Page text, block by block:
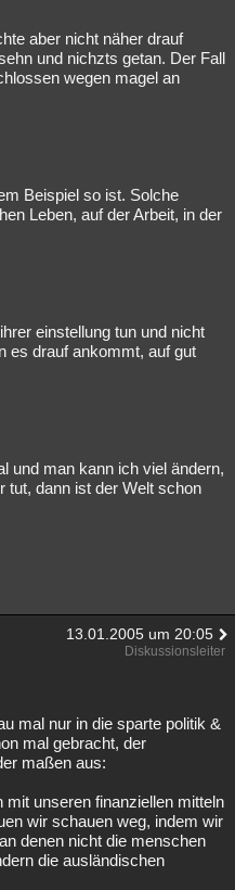
aber nicht näher drauf
und nichzts getan. Der Fall
wegen magel an
Beispiel so ist. Solche
Leben, auf der Arbeit, in der
einstellung tun und nicht
es drauf ankommt, auf gut
und man kann ich viel ändern,
tut, dann ist der Welt schon
13.01.2005 um 20:05
Diskussionsleiter
mal nur in die sparte politik &
mal gebracht, der
maßen aus:
mit unseren finanziellen mitteln
wir schauen weg, indem wir
denen nicht die menschen
die ausländischen